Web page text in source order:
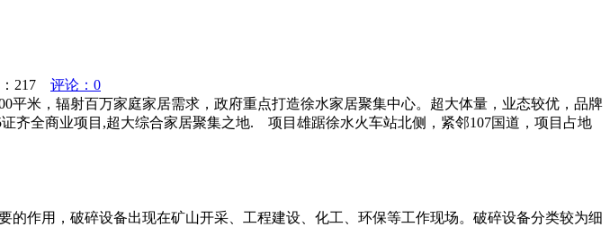
217
评论：0
米，辐射百万家庭家居需求，政府重点打造徐水家居聚集中心。超大体量，业态较优，品牌
齐全商业项目,超大综合家居聚集之地. 项目雄踞徐水火车站北侧，紧邻107国道，项目占地
作用，破碎设备出现在矿山开采、工程建设、化工、环保等工作现场。破碎设备分类较为细